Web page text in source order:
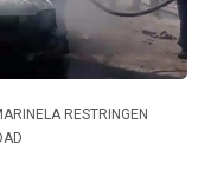
RESTRINGEN